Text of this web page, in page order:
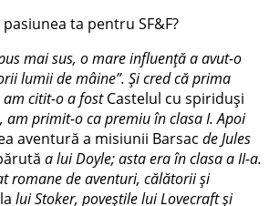
ta pentru SF&F?
mai sus, o mare influenţă a avut-o
lumii de mâine”. Şi cred că prima
am citit-o a fostCastelul cu spiriduşi
am primit-o ca premiu în clasa I. Apoi
aventură a misiunii Barsac de Jules
a lui Doyle; asta era în clasa a II-a.
romane de aventuri, călătorii şi
lui Stoker, poveştile lui Lovecraft şi